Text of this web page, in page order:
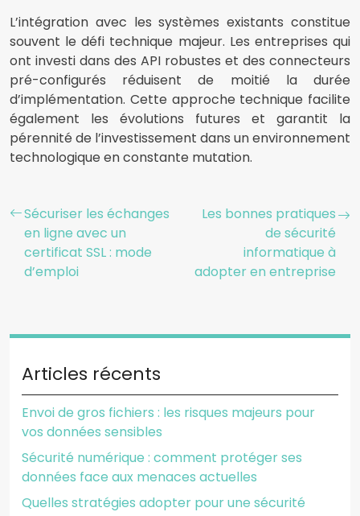
L’intégration avec les systèmes existants constitue
souvent le défi technique majeur. Les entreprises qui
ont investi dans des API robustes et des connecteurs
pré-configurés réduisent de moitié la durée
d’implémentation. Cette approche technique facilite
également les évolutions futures et garantit la
pérennité de l’investissement dans un environnement
technologique en constante mutation.
Sécuriser les échanges
en ligne avec un
certificat SSL : mode
d’emploi
Les bonnes pratiques
de sécurité
informatique à
adopter en entreprise
Articles récents
Envoi de gros fichiers : les risques majeurs pour
vos données sensibles
Sécurité numérique : comment protéger ses
données face aux menaces actuelles
Quelles stratégies adopter pour une sécurité